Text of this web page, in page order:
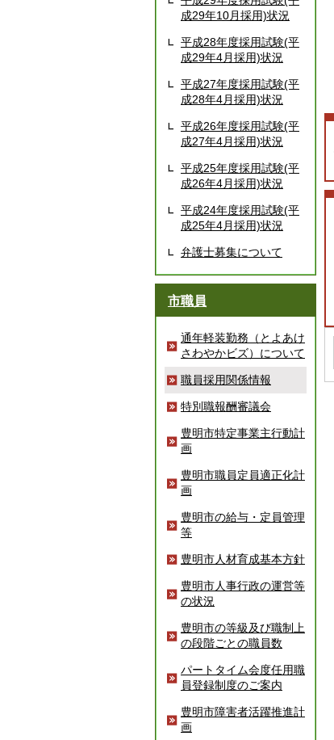
成29年10月採用)状況
平成28年度採用試験(平
成29年4月採用)状況
平成27年度採用試験(平
成28年4月採用)状況
平成26年度採用試験(平
成27年4月採用)状況
平成25年度採用試験(平
成26年4月採用)状況
平成24年度採用試験(平
成25年4月採用)状況
弁護士募集について
市職員
通年軽装勤務（とよあけ
さわやかビズ）について
職員採用関係情報
特別職報酬審議会
豊明市特定事業主行動計
画
豊明市職員定員適正化計
画
豊明市の給与・定員管理
等
豊明市人材育成基本方針
豊明市人事行政の運営等
の状況
豊明市の等級及び職制上
の段階ごとの職員数
パートタイム会度任用職
員登録制度のご案内
豊明市障害者活躍推進計
画